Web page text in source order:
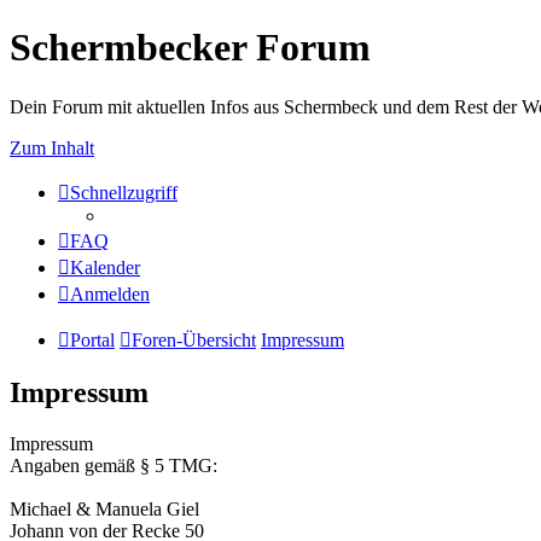
Schermbecker Forum
Dein Forum mit aktuellen Infos aus Schermbeck und dem Rest der
Zum Inhalt
Schnellzugriff
FAQ
Kalender
Anmelden
Portal Foren-Übersicht Impressum
Impressum
Impressum
Angaben gemäß § 5 TMG:
Michael & Manuela Giel
Johann von der Recke 50